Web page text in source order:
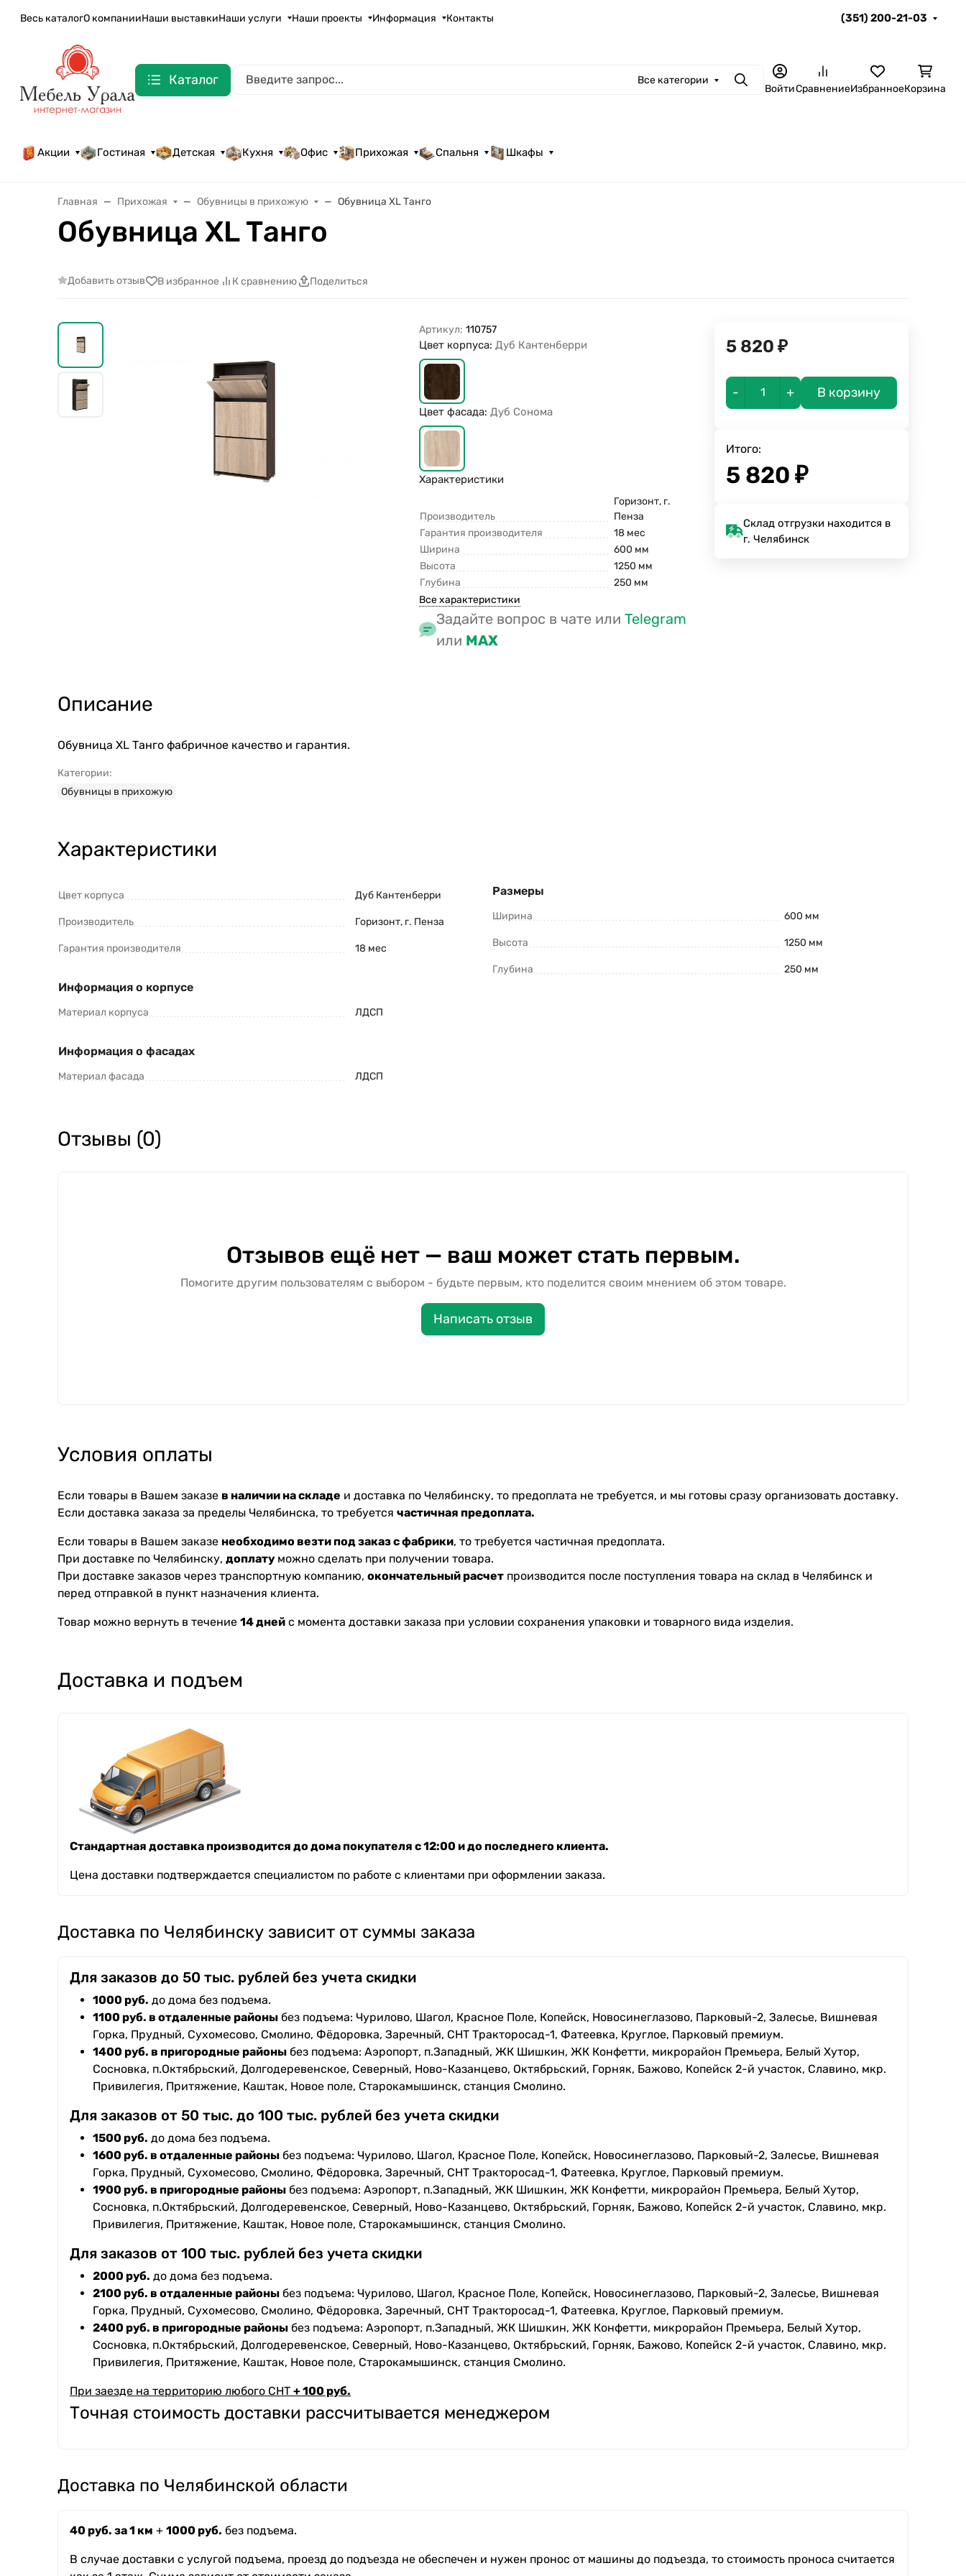
Весь каталогО компанииНаши выставкиНаши услуги Наши проекты Информация Контакты (351) 200-21-03
Каталог Все категории ПоискВойтиСравнениеИзбранноеКорзина
Акции Гостиная Детская Кухня Офис Прихожая Спальня Шкафы
Главная Прихожая Обувницы в прихожую Обувница XL Танго
Обувница XL Танго
Добавить отзыв В избранное К сравнению Поделиться
Артикул: 110757
Цвет корпуса:Дуб Кантенберри
Цвет фасада:Дуб Сонома
Характеристики
Производитель
Горизонт, г.
Пенза
Гарантия производителя
18 мес
Ширина
600 мм
Высота
1250 мм
Глубина
250 мм
Все характеристики
Задайте вопрос в чате илиTelegram
или MAX
5 820 ₽
- + В корзину
Итого:
5 820 ₽
Склад отгрузки находится в
г. Челябинск
Описание
Обувница XL Танго фабричное качество и гарантия.
Категории:
Обувницы в прихожую
Характеристики
Цвет корпуса Дуб Кантенберри
Производитель Горизонт, г. Пенза
Гарантия производителя 18 мес
Информация о корпусе
Материал корпуса ЛДСП
Информация о фасадах
Материал фасада ЛДСП
Размеры
Ширина 600 мм
Высота 1250 мм
Глубина 250 мм
Отзывы (0)
Отзывов ещё нет — ваш может стать первым.
Помогите другим пользователям с выбором - будьте первым, кто поделится своим мнением об этом товаре.
Написать отзыв
Условия оплаты
Если товары в Вашем заказе в наличии на складе и доставка по Челябинску, то предоплата не требуется, и мы готовы сразу организовать доставку.
Если доставка заказа за пределы Челябинска, то требуется частичная предоплата.
Если товары в Вашем заказе необходимо везти под заказ с фабрики, то требуется частичная предоплата.
При доставке по Челябинску, доплату можно сделать при получении товара.
При доставке заказов через транспортную компанию, окончательный расчет производится после поступления товара на склад в Челябинск и
перед отправкой в пункт назначения клиента.
Товар можно вернуть в течение 14 дней с момента доставки заказа при условии сохранения упаковки и товарного вида изделия.
Доставка и подъем
Стандартная доставка производится до дома покупателя с 12:00 и до последнего клиента.
Цена доставки подтверждается специалистом по работе с клиентами при оформлении заказа.
Доставка по Челябинску зависит от суммы заказа
Для заказов до 50 тыс. рублей без учета скидки
1000 руб. до дома без подъема.
1100 руб. в отдаленные районы без подъема: Чурилово, Шагол, Красное Поле, Копейск, Новосинеглазово, Парковый-2, Залесье, Вишневая
Горка, Прудный, Сухомесово, Смолино, Фёдоровка, Заречный, СНТ Тракторосад-1, Фатеевка, Круглое, Парковый премиум.
1400 руб. в пригородные районы без подъема: Аэропорт, п.Западный, ЖК Шишкин, ЖК Конфетти, микрорайон Премьера, Белый Хутор,
Сосновка, п.Октябрьский, Долгодеревенское, Северный, Ново-Казанцево, Октябрьский, Горняк, Бажово, Копейск 2-й участок, Славино, мкр.
Привилегия, Притяжение, Каштак, Новое поле, Старокамышинск, станция Смолино.
Для заказов от 50 тыс. до 100 тыс. рублей без учета скидки
1500 руб. до дома без подъема.
1600 руб. в отдаленные районы без подъема: Чурилово, Шагол, Красное Поле, Копейск, Новосинеглазово, Парковый-2, Залесье, Вишневая
Горка, Прудный, Сухомесово, Смолино, Фёдоровка, Заречный, СНТ Тракторосад-1, Фатеевка, Круглое, Парковый премиум.
1900 руб. в пригородные районы без подъема: Аэропорт, п.Западный, ЖК Шишкин, ЖК Конфетти, микрорайон Премьера, Белый Хутор,
Сосновка, п.Октябрьский, Долгодеревенское, Северный, Ново-Казанцево, Октябрьский, Горняк, Бажово, Копейск 2-й участок, Славино, мкр.
Привилегия, Притяжение, Каштак, Новое поле, Старокамышинск, станция Смолино.
Для заказов от 100 тыс. рублей без учета скидки
2000 руб. до дома без подъема.
2100 руб. в отдаленные районы без подъема: Чурилово, Шагол, Красное Поле, Копейск, Новосинеглазово, Парковый-2, Залесье, Вишневая
Горка, Прудный, Сухомесово, Смолино, Фёдоровка, Заречный, СНТ Тракторосад-1, Фатеевка, Круглое, Парковый премиум.
2400 руб. в пригородные районы без подъема: Аэропорт, п.Западный, ЖК Шишкин, ЖК Конфетти, микрорайон Премьера, Белый Хутор,
Сосновка, п.Октябрьский, Долгодеревенское, Северный, Ново-Казанцево, Октябрьский, Горняк, Бажово, Копейск 2-й участок, Славино, мкр.
Привилегия, Притяжение, Каштак, Новое поле, Старокамышинск, станция Смолино.
При заезде на территорию любого СНТ + 100 руб.
Точная стоимость доставки рассчитывается менеджером
Доставка по Челябинской области
40 руб. за 1 км + 1000 руб. без подъема.
В случае доставки с услугой подъема, проезд до подъезда не обеспечен и нужен пронос от машины до подъезда, то стоимость проноса считается